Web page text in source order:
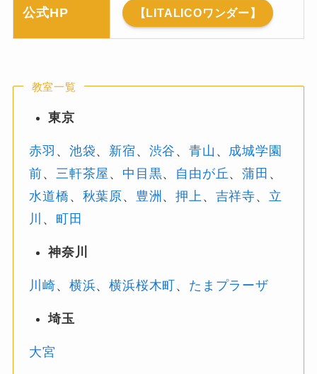
公式HP 【LITALICOワンダー】
教室一覧
東京
赤羽 、 池袋、 新宿 、 渋谷 、青山 、 成城学園
前、 三軒茶屋 、 中目黒、 自由が丘、蒲田 、
水道橋 、 秋葉原 、 豊洲 、押上 、 吉祥寺、 立
川 、 町田
神奈川
川崎、 横浜、横浜桜木町、 たまプラーザ
埼玉
大宮